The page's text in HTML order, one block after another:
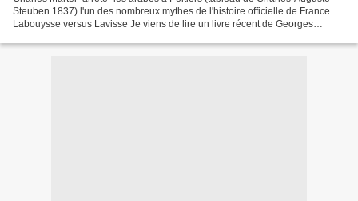
Steuben 1837) l'un des nombreux mythes de l'histoire officielle de France
Labouysse versus Lavisse Je viens de lire un livre récent de Georges